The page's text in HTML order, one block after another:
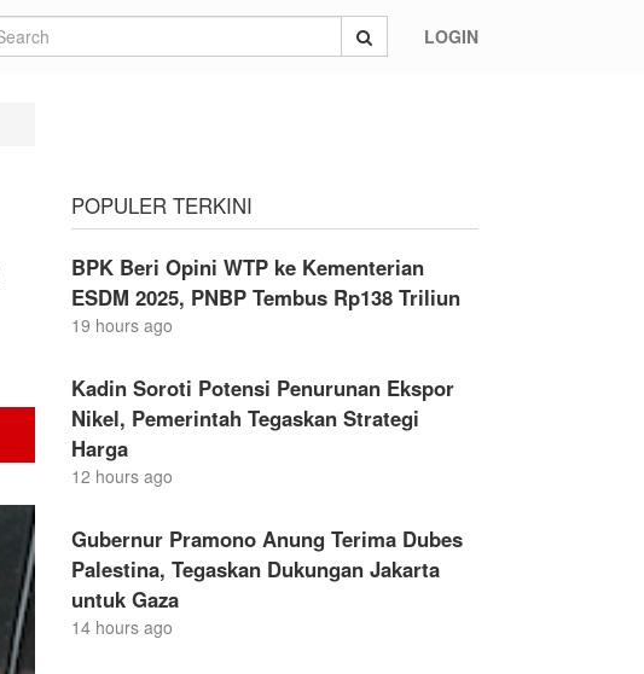
LOGIN
POPULER TERKINI
BPK Beri Opini WTP ke Kementerian
ESDM 2025, PNBP Tembus Rp138 Triliun
19 hours ago
Kadin Soroti Potensi Penurunan Ekspor
Nikel, Pemerintah Tegaskan Strategi
Harga
12 hours ago
Gubernur Pramono Anung Terima Dubes
Palestina, Tegaskan Dukungan Jakarta
untuk Gaza
14 hours ago